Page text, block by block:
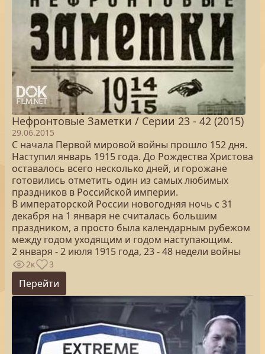
Нефронтовые Заметки / Серии 23 - 42 (2015)
29.06.2015
С начала Первой мировой войны прошло 152 дня.
Наступил январь 1915 года. До Рождества Христова
оставалось всего несколько дней, и горожане
готовились отметить один из самых любимых
праздников в Российской империи.
В императорской России новогодняя ночь с 31
декабря на 1 января не считалась большим
праздником, а просто была календарным рубежом
между годом уходящим и годом наступающим.
2 января - 2 июля 1915 года, 23 - 48 недели войны
2к 3
Перейти